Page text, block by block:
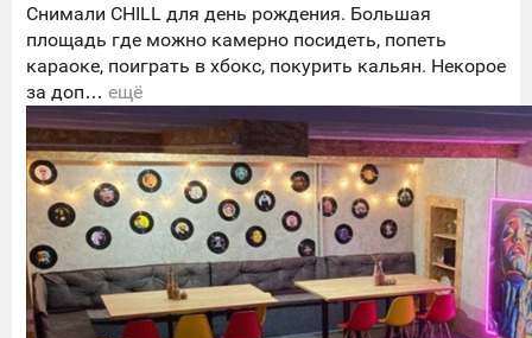
Снимали CHILL для день рождения. Большая
площадь где можно камерно посидеть, попеть
караоке, поиграть в хбокс, покурить кальян. Некорое
за доп… ещё